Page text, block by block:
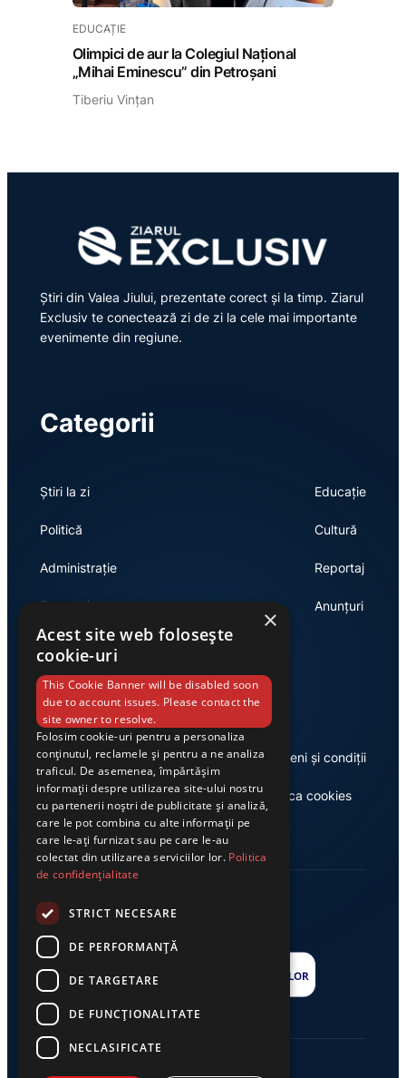
EDUCAȚIE
Olimpici de aur la Colegiul Național
„Mihai Eminescu” din Petroșani
Tiberiu Vințan
Știri din Valea Jiului, prezentate corect și la timp. Ziarul
Exclusiv te conectează zi de zi la cele mai importante
evenimente din regiune.
Categorii
Știri la zi
Politică
Administrație
Economie
Educație
Cultură
Reportaj
Anunțuri
Link-uri utile
Despre noi
Casa de editură Exclusiv
Termeni și condiții
Politica cookies
×
Acest site web folosește
cookie-uri
This Cookie Banner will be disabled soon
due to account issues. Please contact the
site owner to resolve.
Folosim cookie-uri pentru a personaliza
conținutul, reclamele și pentru a ne analiza
traficul. De asemenea, împărtășim
informații despre utilizarea site-ului nostru
cu partenerii noștri de publicitate și analiză,
care le pot combina cu alte informații pe
care le-ați furnizat sau pe care le-au
colectat din utilizarea serviciilor lor. Politica
de confidențialitate
STRICT NECESARE
DE PERFORMANȚĂ
DE TARGETARE
DE FUNCŢIONALITATE
NECLASIFICATE